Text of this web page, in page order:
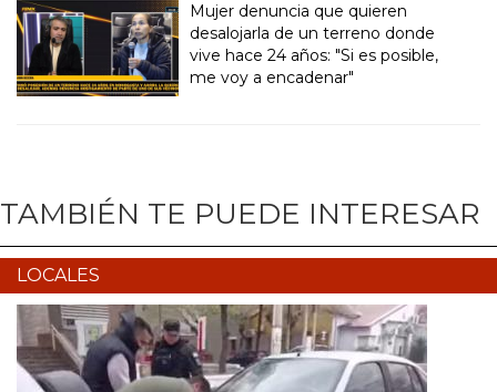
Mujer denuncia que quieren
desalojarla de un terreno donde
vive hace 24 años: "Si es posible,
me voy a encadenar"
TAMBIÉN TE PUEDE INTERESAR
LOCALES